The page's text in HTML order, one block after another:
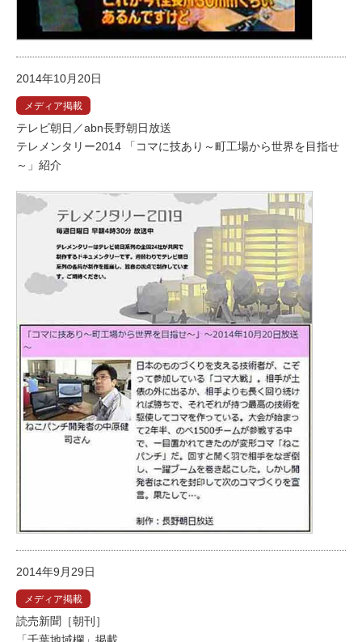
2014年10月20日
メディア掲載
テレビ朝日／abn長野朝日放送
テレメンタリー2014 「コマに技あり～町工場から世界を目指せ
～」紹介
2014年9月29日
メディア掲載
読売新聞［朝刊］